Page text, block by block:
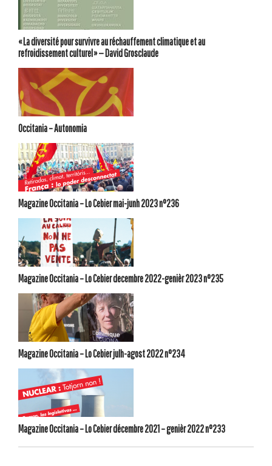
« La diversité pour survivre au réchauffement climatique et au
refroidissement culturel » — David Grosclaude
Occitania – Autonomia
Magazine Occitania – Lo Cebier mai-junh 2023 n°236
Magazine Occitania – Lo Cebier decembre 2022-genièr 2023 n°235
Magazine Occitania – Lo Cebier julh-agost 2022 n°234
Magazine Occitania – Lo Cebier décembre 2021 – genièr 2022 n°233